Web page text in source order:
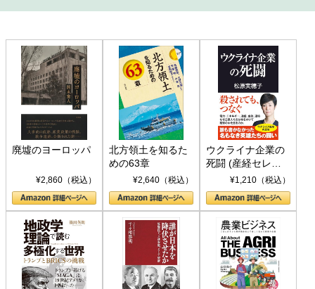
廃墟のヨーロッパ
¥2,860（税込）
北方領土を知るた
めの63章
¥2,640（税込）
ウクライナ企業の
死闘 (産経セレク
ト S 039)¥1,210（税込）